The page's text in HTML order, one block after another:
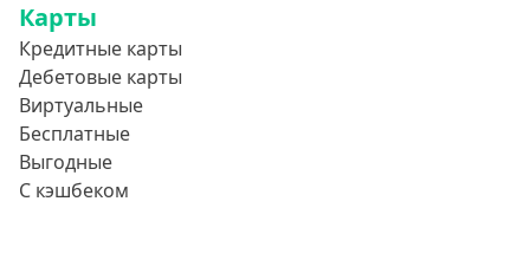
Карты
Кредитные карты
Дебетовые карты
Виртуальные
Бесплатные
Выгодные
С кэшбеком